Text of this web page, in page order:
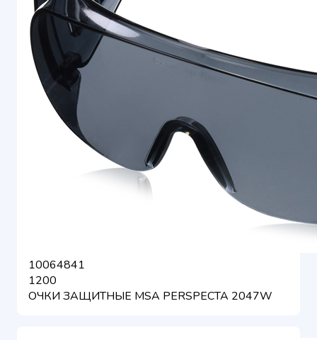
10064841
1200
ОЧКИ ЗАЩИТНЫЕ MSA PERSPECTA 2047W